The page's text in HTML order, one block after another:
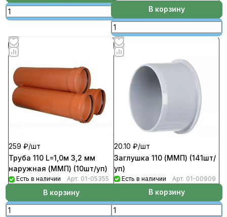
В корзину
259 ₽/шт
Труба 110 L=1,0м 3,2 мм
наружная (ММП) (10шт/уп)
Есть в наличии Арт. 01-05355
В корзину
20.10 ₽/шт
Заглушка 110 (ММП) (141шт/
уп)
Есть в наличии Арт. 01-00909
В корзину